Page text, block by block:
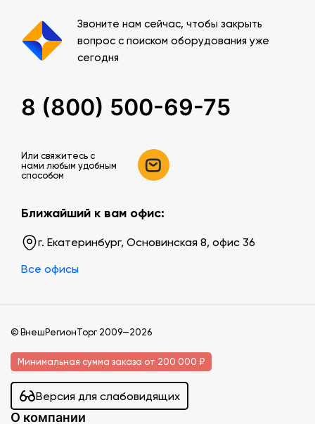
Звоните нам сейчас, чтобы закрыть
вопрос с поиском оборудования уже
сегодня
8 (800) 500-69-75
Или свяжитесь c
нами любым удобным
способом
Ближайший к вам офис:
г. Екатеринбург, Основинская 8, офис 36
Все офисы
© ВнешРегионТорг 2009—2026
Минимальная сумма заказа от 200 000 ₽
Версия для слабовидящих
О компании